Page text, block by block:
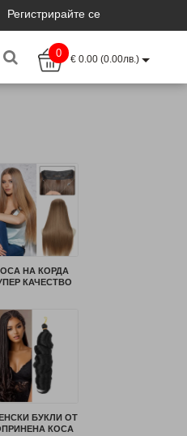
Регистрирайте се
0
€ 0.00 (0.00лв.)
НА КОРДА
КАЧЕСТВО
БУКЛИ ОТ
КОСА